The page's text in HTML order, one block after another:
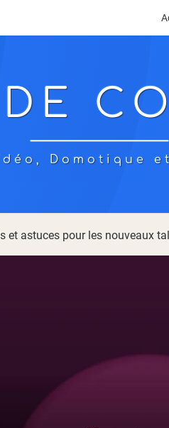
Domotique
et astuces pour les nouveaux